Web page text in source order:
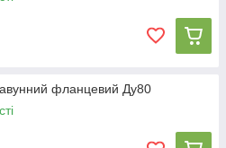
фланцевий Ду80